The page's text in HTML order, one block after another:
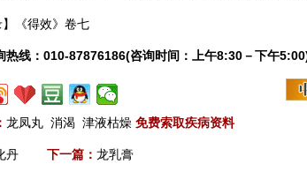
】《得效》卷七
热线：010-87876186(咨询时间：上午8:30－下午
龙凤丸 消渴 津液枯燥 免费索取疾病资料
丹 下一篇： 龙乳膏